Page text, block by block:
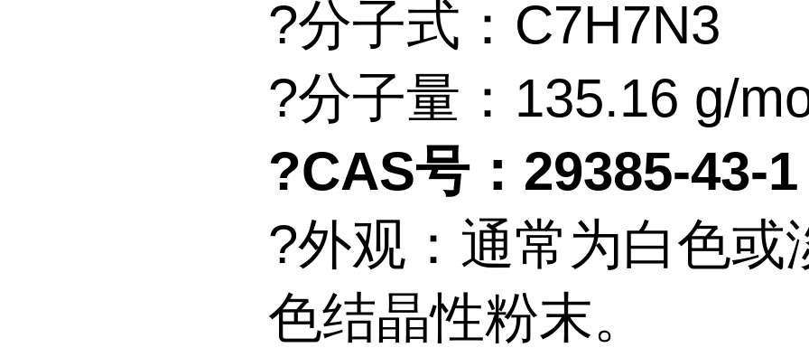
?分子式：C7H7N3
?分子量：135.16 g/
?CAS号：29385-43-1
?外观：通常为白色或
色结晶性粉末。